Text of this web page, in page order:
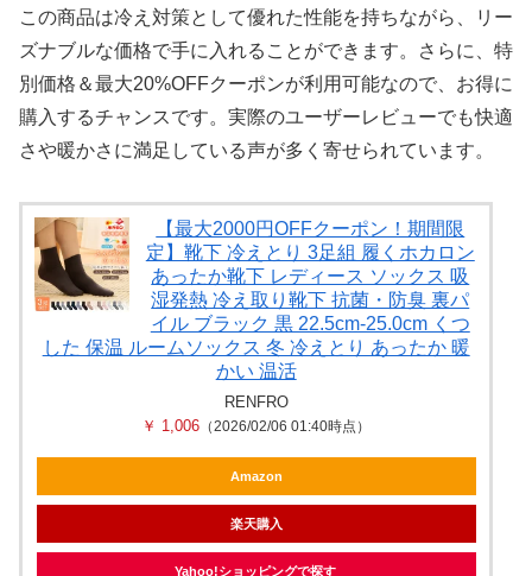
この商品は冷え対策として優れた性能を持ちながら、リー
ズナブルな価格で手に入れることができます。さらに、特
別価格＆最大20%OFFクーポンが利用可能なので、お得に
購入するチャンスです。実際のユーザーレビューでも快適
さや暖かさに満足している声が多く寄せられています。
【最大2000円OFFクーポン！期間限
定】靴下 冷えとり 3足組 履くホカロン
あったか靴下 レディース ソックス 吸
湿発熱 冷え取り靴下 抗菌・防臭 裏パ
イル ブラック 黒 22.5cm-25.0cm くつ
した 保温 ルームソックス 冬 冷えとり あったか 暖
かい 温活
RENFRO
￥ 1,006 （2026/02/06 01:40時点）
Amazon
楽天購入
Yahoo!ショッピングで探す